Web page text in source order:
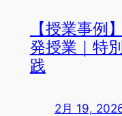
【授業事例
発授業｜特
践
2月 19,